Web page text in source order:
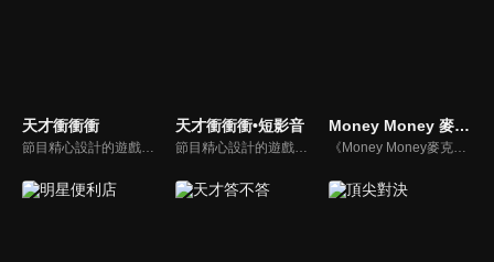
天才衝衝衝
節目精心設計的遊戲內容，包括深受觀眾喜愛並且火紅於各大專院校的【TEMPO系列】，考驗藝人用肢體表達能力以及聯想能力的【你是WORD演】、【會演是英雄】，考驗英文程度的【EAR傳耳ABC】，超簡單、超爆笑的【看你怎麼說】，以及考驗藝人反應、機智以及隊友默契的【不可能的默契】等單元，逗趣又爆笑！
天才衝衝衝•短影音
節目精心設計的遊戲內容，包括深受觀眾喜愛並且火紅於各大專院校的【TEMPO系列】，考驗藝人用肢體表達能力以及聯想能力的【你是WORD演】、【會演是英雄】，考驗英文程度的【EAR傳耳ABC】，超簡單、超爆笑的【看你怎麼說】，以及考驗藝人反應、機智以及隊友默契的【不可能的默契】等單元，逗趣又爆笑！
Money Money 麥克瘋
《Money Money麥克瘋》節目強調不比音準、不比音色，也不比外型、外貌、氣質、長相等如何，只強調只要歌詞記得牢，就可以參加比賽。